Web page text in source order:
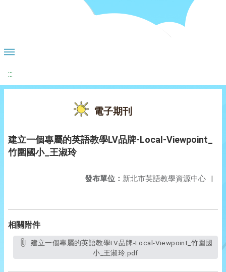
:::
電子期刊
建立一個專屬的英語教學LV品牌-Local-Viewpoint_
竹圍國小_王淑玲
發布單位： 新北市英語教學資源中心 |
相關附件
小_王淑玲.pdf